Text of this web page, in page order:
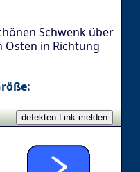
Schwenk über
Osten in Richtung